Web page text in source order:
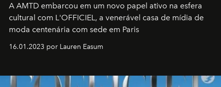
A AMTD embarcou em um novo papel ativo na esfera
cultural com L'OFFICIEL, a venerável casa de mídia de
moda centenária com sede em Paris
16.01.2023 por Lauren Easum